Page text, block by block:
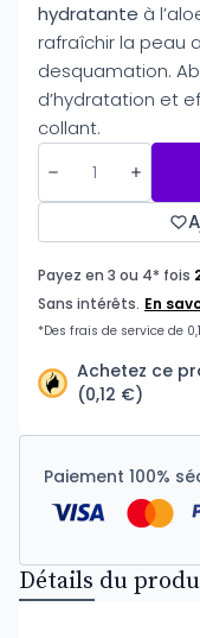
hydratante à
rafraîchir la peau
desquamation.
d’hydratation et
collant.
Achetez ce
(0,12 €)
Paiement 100%
Détails du